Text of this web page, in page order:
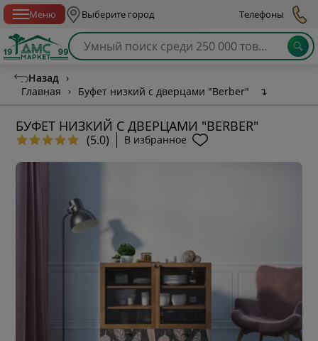
Меню Выберите город Телефоны
Назад ›
Главная
› Буфет низкий с дверцами "Berber" ↴
БУФЕТ НИЗКИЙ С ДВЕРЦАМИ "BERBER"
(5.0) В избранное